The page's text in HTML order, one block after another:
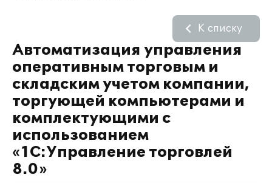
Автоматизация управления
оперативным торговым и
складским учетом компании,
торгующей компьютерами и
комплектующими с
использованием
«1С:Управление торговлей
8.0»
К списку